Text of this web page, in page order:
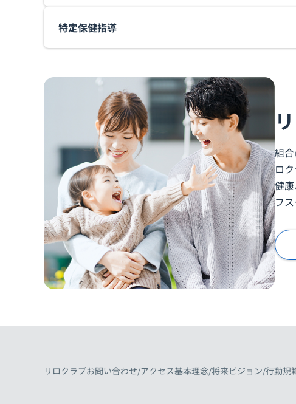
特定保健指導
組
ロ
健
フ
リロクラブお問い合わせ/アクセス基本理念/将来ビジョン/行動規